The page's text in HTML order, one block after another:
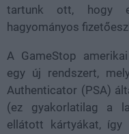
tartunk ott, hogy
hagyományos
A GameStop
egy új rendszert,
Authenticator (PSA)
(ez gyakorlatilag a
ellátott kártyákat, így